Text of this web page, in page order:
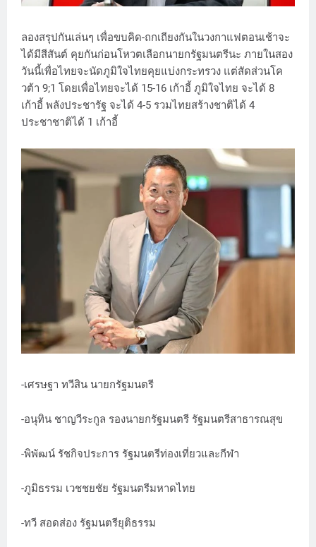
ลองสรุปกันเล่นๆ เพื่อขบคิด-ถกเถียงกันในวงกาแฟตอนเช้าจะ
ได้มีสีสันต์ คุยกันก่อนโหวตเลือกนายกรัฐมนตรีนะ ภายในสอง
วันนี้เพื่อไทยจะนัดภูมิใจไทยคุยแบ่งกระทรวง แต่สัดส่วนโค
วต้า 9;1 โดยเพื่อไทยจะได้ 15-16 เก้าอี้ ภูมิใจไทย จะได้ 8
เก้าอี้ พลังประชารัฐ จะได้ 4-5 รวมไทยสร้างชาติได้ 4
ประชาชาติได้ 1 เก้าอี้
-เศรษฐา ทวีสิน นายกรัฐมนตรี
-อนุทิน ชาญวีระกูล รองนายกรัฐมนตรี รัฐมนตรีสาธารณสุข
-พิพัฒน์ รัชกิจประการ รัฐมนตรีท่องเที่ยวและกีฬา
-ภูมิธรรม เวชชยชัย รัฐมนตรีมหาดไทย
-ทวี สอดส่อง รัฐมนตรียุติธรรม